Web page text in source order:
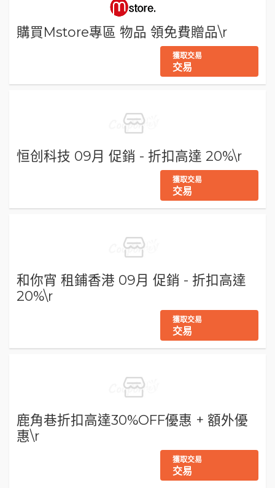
購買Mstore專區 物品 領免費贈品\r
獲取交易
交易
恒创科技 09月 促銷 - 折扣高達 20%\r
獲取交易
交易
和你宵 租鋪香港 09月 促銷 - 折扣高達
20%\r
獲取交易
交易
鹿角巷折扣高達30%OFF優惠 + 額外優
惠\r
獲取交易
交易